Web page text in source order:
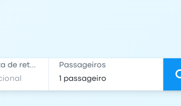
Data de retorno Passageiros